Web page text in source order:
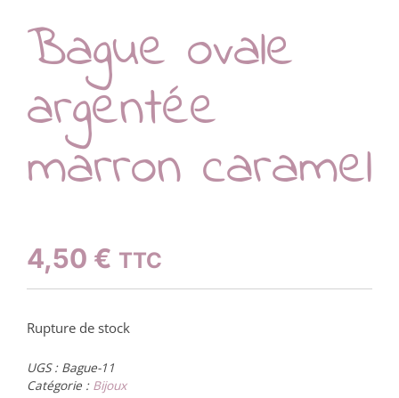
Bague ovale
argentée
marron caramel
4,50 € TTC
Rupture de stock
UGS : Bague-11
Catégorie : Bijoux